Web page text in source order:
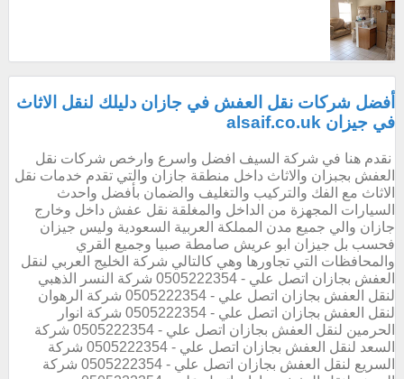
أفضل شركات نقل العفش في جازان دليلك لنقل الاثاث
في جيزان alsaif.co.uk
نقدم هنا في شركة السيف افضل واسرع وارخص شركات نقل
العفش بجبزان والاثاث داخل منطقة جازان والتي تقدم خدمات نقل
الاثاث مع الفك والتركيب والتغليف والضمان بأفضل واحدث
السيارات المجهزة من الداخل والمغلقة نقل عفش داخل وخارج
جازان والي جميع مدن المملكة العربية السعودية وليس جيزان
فحسب بل جيزان ابو عريش صامطة صبيا وجميع القري
والمحافظات التي تجاورها وهي كالتالي شركة الخليج العربي لنقل
العفش بجازان اتصل علي - 0505222354 شركة النسر الذهبي
لنقل العفش بجازان اتصل علي - 0505222354 شركة الرهوان
لنقل العفش بجازان اتصل علي - 0505222354 شركة انوار
الحرمين لنقل العفش بجازان اتصل علي - 0505222354 شركة
السعد لنقل العفش بجازان اتصل علي - 0505222354 شركة
السريع لنقل العفش بجازان اتصل علي - 0505222354 شركة